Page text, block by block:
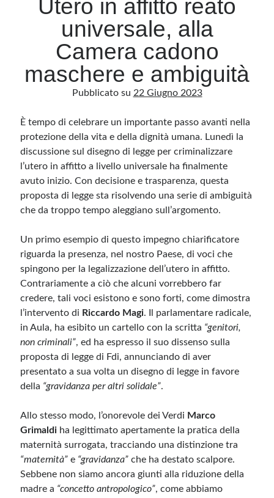
Archivio
Categorie
senza alcuna periodicità. Non può pertanto considerarsi un prodotto editoriale ai
sensi della legge n· 62 del 7.03.2001. L’autore non è responsabile di quanto
pubblicato dai lettori nei commenti ai vari post. Saranno comunque cancellati quelli
ritenuti offensivi o lesivi dell’immagine o dell’onorabilità di terzi, di genere spam,
razzisti o che contengano dati personali non conformi al rispetto delle norme sulla
diritti d’autore, vi invito a comunicarlo via e-mail a info[at]dinovalle.it e saranno
tramite link né del loro contenuto, che può essere soggetto a variazioni nel tempo.
Accedi
Feed dei contenuti
Feed dei commenti
WordPress.org
Utero in affitto reato
universale, alla
Camera cadono
maschere e ambiguità
Pubblicato su 22 Giugno 2023
È tempo di celebrare un importante passo avanti nella
protezione della vita e della dignità umana. Lunedì la
discussione sul disegno di legge per criminalizzare
l’utero in affitto a livello universale ha finalmente
avuto inizio. Con decisione e trasparenza, questa
proposta di legge sta risolvendo una serie di ambiguità
che da troppo tempo aleggiano sull’argomento.
Un primo esempio di questo impegno chiarificatore
riguarda la presenza, nel nostro Paese, di voci che
spingono per la legalizzazione dell’utero in affitto.
Contrariamente a ciò che alcuni vorrebbero far
credere, tali voci esistono e sono forti, come dimostra
l’intervento di Riccardo Magi. Il parlamentare radicale,
in Aula, ha esibito un cartello con la scritta “genitori,
non criminali”, ed ha espresso il suo dissenso sulla
proposta di legge di Fdi, annunciando di aver
presentato a sua volta un disegno di legge in favore
della “gravidanza per altri solidale”.
Allo stesso modo, l’onorevole dei Verdi Marco
Grimaldi ha legittimato apertamente la pratica della
maternità surrogata, tracciando una distinzione tra
“maternità” e “gravidanza” che ha destato scalpore.
Sebbene non siamo ancora giunti alla riduzione della
madre a “concetto antropologico”, come abbiamo